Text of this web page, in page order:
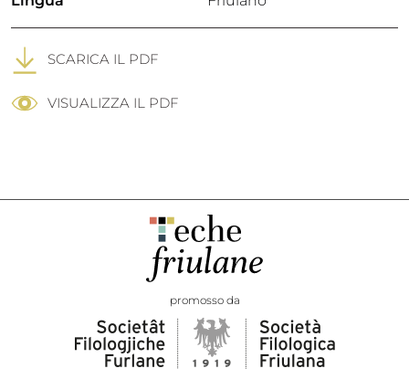
SCARICA IL PDF
VISUALIZZA IL PDF
promosso da